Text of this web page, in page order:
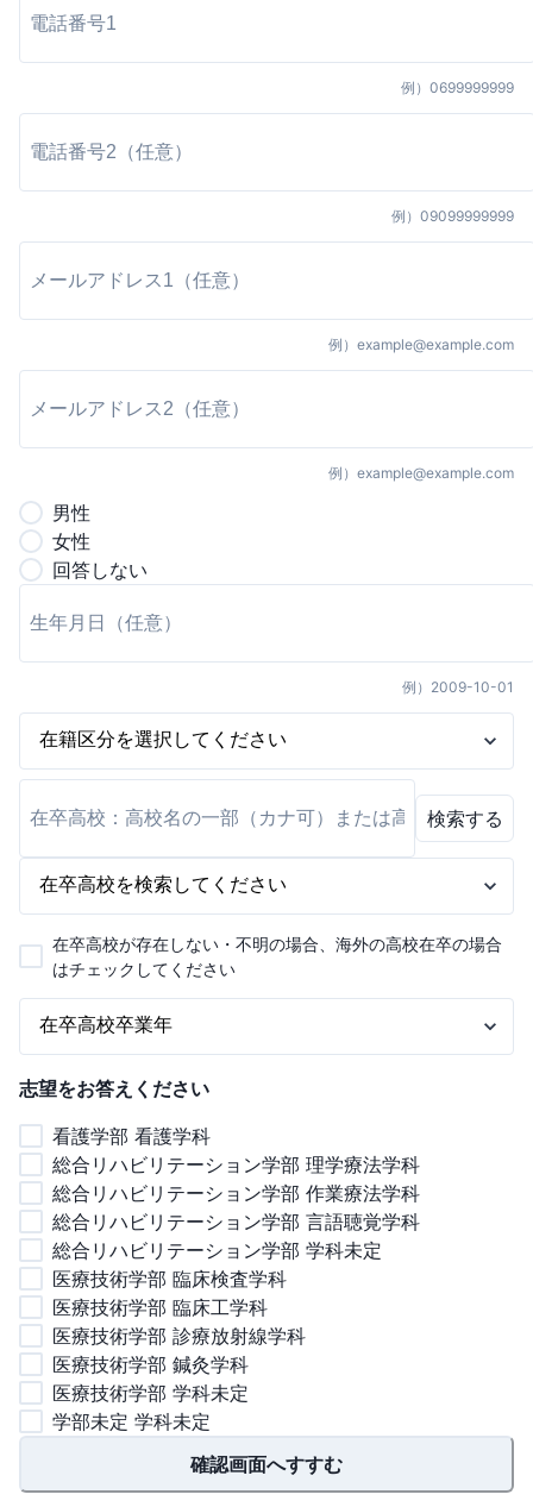
例） 0699999999
例） 09099999999
例） example@example.com
例） example@example.com
男性
女性
回答しない
例） 2009-10-01
検索する
在卒高校が存在しない・不明の場合、海外の高校在卒の場合
はチェックしてください
志望をお答えください
看護学部 看護学科
総合リハビリテーション学部 理学療法学科
総合リハビリテーション学部 作業療法学科
総合リハビリテーション学部 言語聴覚学科
総合リハビリテーション学部 学科未定
医療技術学部 臨床検査学科
医療技術学部 臨床工学科
医療技術学部 診療放射線学科
医療技術学部 鍼灸学科
医療技術学部 学科未定
学部未定 学科未定
確認画面へすすむ